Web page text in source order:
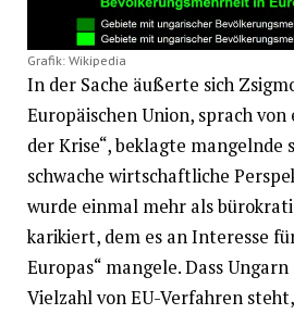
Grafik: Wikipedia
In der Sache äußerte sich
Europäischen Union, sprach von
der Krise“, beklagte mangelnde
schwache wirtschaftliche
wurde einmal mehr als
karikiert, dem es an Interesse
Europas“ mangele. Dass
Vielzahl von EU-Verfahren